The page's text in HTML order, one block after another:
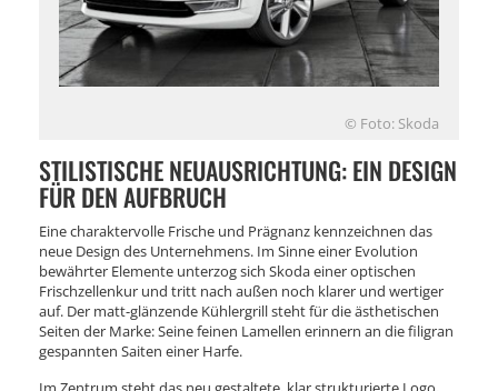
© Foto: Skoda
STILISTISCHE NEUAUSRICHTUNG: EIN DESIGN
FÜR DEN AUFBRUCH
Eine charaktervolle Frische und Prägnanz kennzeichnen das
neue Design des Unternehmens. Im Sinne einer Evolution
bewährter Elemente unterzog sich Skoda einer optischen
Frischzellenkur und tritt nach außen noch klarer und wertiger
auf. Der matt-glänzende Kühlergrill steht für die ästhetischen
Seiten der Marke: Seine feinen Lamellen erinnern an die filigran
gespannten Saiten einer Harfe.